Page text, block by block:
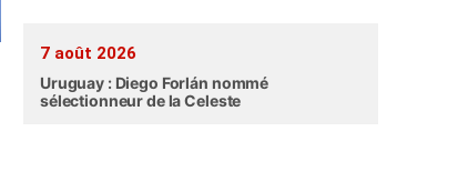
7 août 2026
Uruguay : Diego Forlán nommé
sélectionneur de la Celeste